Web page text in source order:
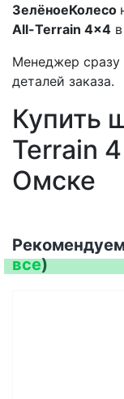
ЗелёноеКолесо
All-Terrain 4x4
Менеджер сразу
деталей заказа.
Купить
Terrain
Омске
все)